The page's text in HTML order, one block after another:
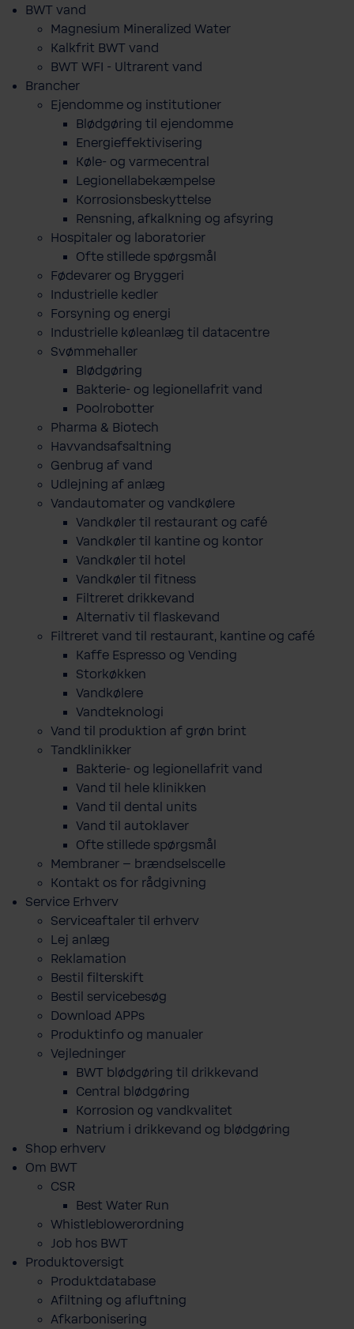
BWT vand
Magnesium Mineralized Water
Kalkfrit BWT vand
BWT WFI - Ultrarent vand
Brancher
Ejendomme og institutioner
Blødgøring til ejendomme
Energieffektivisering
Køle- og varmecentral
Legionellabekæmpelse
Korrosionsbeskyttelse
Rensning, afkalkning og afsyring
Hospitaler og laboratorier
Ofte stillede spørgsmål
Fødevarer og Bryggeri
Industrielle kedler
Forsyning og energi
Industrielle køleanlæg til datacentre
Svømmehaller
Blødgøring
Bakterie- og legionellafrit vand
Poolrobotter
Pharma & Biotech
Havvandsafsaltning
Genbrug af vand
Udlejning af anlæg
Vandautomater og vandkølere
Vandkøler til restaurant og café
Vandkøler til kantine og kontor
Vandkøler til hotel
Vandkøler til fitness
Filtreret drikkevand
Alternativ til flaskevand
Filtreret vand til restaurant, kantine og café
Kaffe Espresso og Vending
Storkøkken
Vandkølere
Vandteknologi
Vand til produktion af grøn brint
Tandklinikker
Bakterie-​ og legio­nel­lafrit vand
Vand til hele klinikken
Vand til dental units
Vand til autoklaver
Ofte stillede spørgsmål
Membraner – brændselscelle
Kontakt os for rådgivning
Service Erhverv
Serviceaftaler til erhverv
Lej anlæg
Reklamation
Bestil filterskift
Bestil servicebesøg
Download APPs
Produktinfo og manualer
Vejledninger
BWT blødgøring til drikkevand
Central blødgøring
Korro­sion og vand­kva­litet
Natrium i drikkevand og blødgøring
Shop erhverv
Om BWT
CSR
Best Water Run
Whistleblowerordning
Job hos BWT
Produktoversigt
Produktdatabase
​Afiltning og afluftning
Afkarbonisering